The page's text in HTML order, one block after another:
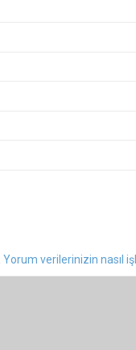
Yorum verilerinizin nasıl